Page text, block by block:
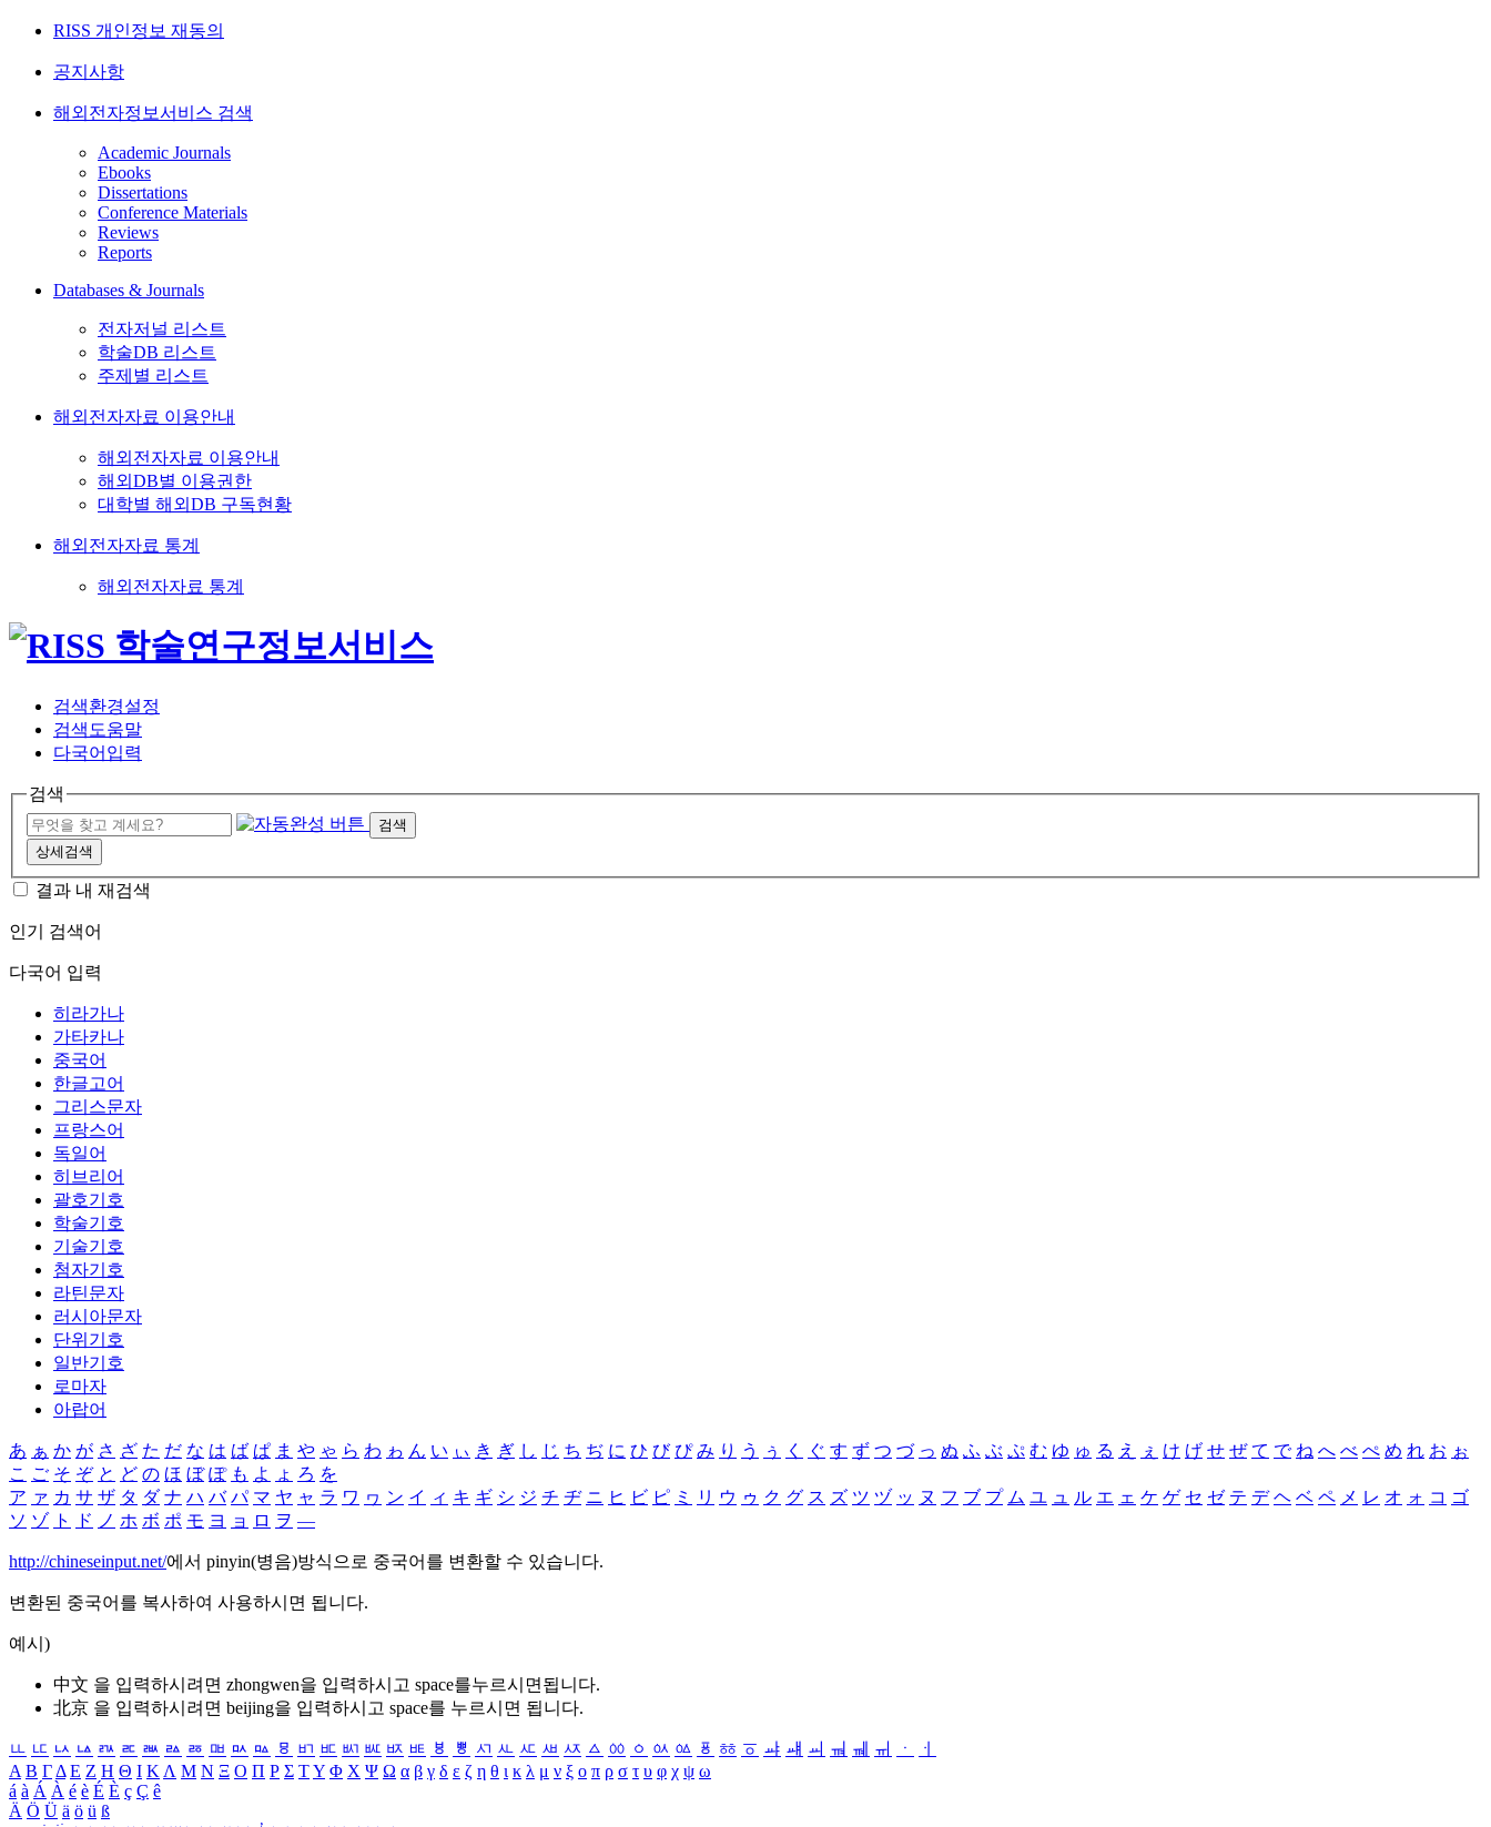
RISS 개인정보 재동의
공지사항
해외전자정보서비스 검색
Academic Journals
Ebooks
Dissertations
Conference Materials
Reviews
Reports
Databases & Journals
전자저널 리스트
학술DB 리스트
주제별 리스트
해외전자자료 이용안내
해외전자자료 이용안내
해외DB별 이용권한
대학별 해외DB 구독현황
해외전자자료 통계
해외전자자료 통계
검색환경설정
검색도움말
다국어입력
검색
검색
상세검색
결과 내 재검색
인기 검색어
다국어 입력
히라가나
가타카나
중국어
한글고어
그리스문자
프랑스어
독일어
히브리어
괄호기호
학술기호
기술기호
첨자기호
라틴문자
러시아문자
단위기호
일반기호
로마자
아랍어
あ ぁ か が さ ざ た だ な は ば ぱ ま や ゃ ら わ ゎ ん い ぃ き ぎ し じ ち ぢ に ひ び ぴ み り う ぅ く ぐ す ず つ づ っ ぬ ふ ぶ ぷ む ゆ ゅ る え ぇ け げ せ ぜ て で ね へ べ ぺ め れ お ぉ
こ ご そ ぞ と ど の ほ ぼ ぽ も よ ょ ろ を
ア ァ カ サ ザ タ ダ ナ ハ バ パ マ ヤ ャ ラ ワ ヮ ン イ ィ キ ギ シ ジ チ ヂ ニ ヒ ビ ピ ミ リ ウ ゥ ク グ ス ズ ツ ヅ ッ ヌ フ ブ プ ム ユ ュ ル エ ェ ケ ゲ セ ゼ テ デ ヘ ベ ペ メ レ オ ォ コ ゴ
ソ ゾ ト ド ノ ホ ボ ポ モ ヨ ョ ロ ヲ ―
http://chineseinput.net/에서 pinyin(병음)방식으로 중국어를 변환할 수 있습니다.
변환된 중국어를 복사하여 사용하시면 됩니다.
예시)
中文 을 입력하시려면 zhongwen을 입력하시고 space를누르시면됩니다.
北京 을 입력하시려면 beijing을 입력하시고 space를 누르시면 됩니다.
ㅥ ㅦ ㅧ ㅨ ㅩ ㅪ ㅫ ㅬ ㅭ ㅮ ㅯ ㅰ ㅱ ㅲ ㅳ ㅴ ㅵ ㅶ ㅷ ㅸ ㅹ ㅺ ㅻ ㅼ ㅽ ㅾ ㅿ ㆀ ㆁ ㆂ ㆃ ㆄ ㆅ ㆆ ㆇ ㆈ ㆉ ㆊ ㆋ ㆌ ㆍ
ㆎ
Α Β ΓΔ Ε Ζ Η Θ Ι ΚΛ Μ Ν Ξ Ο Π Ρ Σ ΤΥ Φ Χ Ψ Ω α β γ δ ε ζ η θ ι κ λ μ ν ξ ο π ρ σ τ υ φ χ ψ ω
á à Á À é è É È ç Ç ê
Ä Ö Ü ä ö ü ß